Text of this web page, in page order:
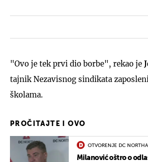
"Ovo je tek prvi dio borbe", rekao je
tajnik Nezavisnog sindikata
školama.
PROČITAJTE I OVO
OTVORENJE DC NORTHA
Milanović oštro o